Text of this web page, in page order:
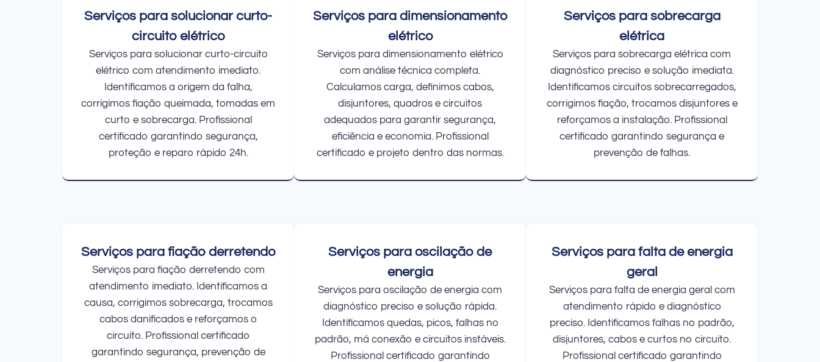
Serviços para solucionar curto-
circuito elétrico
Serviços para solucionar curto-circuito
elétrico com atendimento imediato.
Identificamos a origem da falha,
corrigimos fiação queimada, tomadas em
curto e sobrecarga. Profissional
certificado garantindo segurança,
proteção e reparo rápido 24h.
Serviços para dimensionamento
elétrico
Serviços para dimensionamento elétrico
com análise técnica completa.
Calculamos carga, definimos cabos,
disjuntores, quadros e circuitos
adequados para garantir segurança,
eficiência e economia. Profissional
certificado e projeto dentro das normas.
Serviços para sobrecarga
elétrica
Serviços para sobrecarga elétrica com
diagnóstico preciso e solução imediata.
Identificamos circuitos sobrecarregados,
corrigimos fiação, trocamos disjuntores e
reforçamos a instalação. Profissional
certificado garantindo segurança e
prevenção de falhas.
Serviços para fiação derretendo
Serviços para fiação derretendo com
atendimento imediato. Identificamos a
causa, corrigimos sobrecarga, trocamos
cabos danificados e reforçamos o
circuito. Profissional certificado
garantindo segurança, prevenção de
Serviços para oscilação de
energia
Serviços para oscilação de energia com
diagnóstico preciso e solução rápida.
Identificamos quedas, picos, falhas no
padrão, má conexão e circuitos instáveis.
Profissional certificado garantindo
Serviços para falta de energia
geral
Serviços para falta de energia geral com
atendimento rápido e diagnóstico
preciso. Identificamos falhas no padrão,
disjuntores, cabos e curtos no circuito.
Profissional certificado garantindo